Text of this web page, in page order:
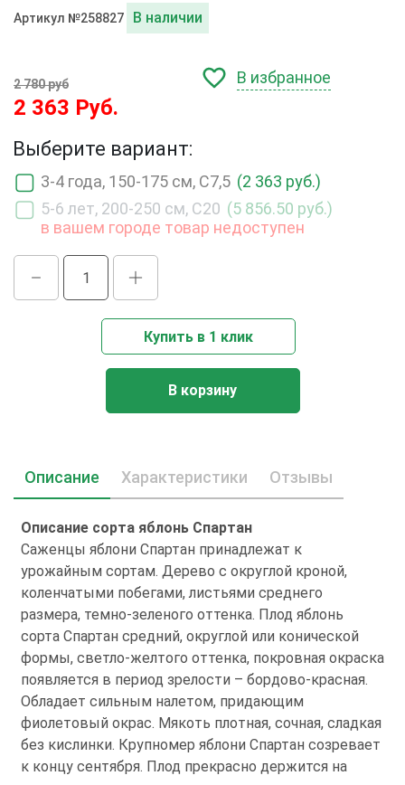
Артикул №258827 В наличии
2 780 руб
2 363 Руб.
В избранное
Выберите вариант:
3-4 года, 150-175 см, С7,5 (2 363 руб.)
5-6 лет, 200-250 см, С20 (5 856.50 руб.)
в вашем городе товар недоступен
Купить в 1 клик
В корзину
Описание Характеристики Отзывы
Описание сорта яблонь Спартан
Саженцы яблони Спартан принадлежат к
урожайным сортам. Дерево с округлой кроной,
коленчатыми побегами, листьями среднего
размера, темно-зеленого оттенка. Плод яблонь
сорта Спартан средний, округлой или конической
формы, светло-желтого оттенка, покровная окраска
появляется в период зрелости – бордово-красная.
Обладает сильным налетом, придающим
фиолетовый окрас. Мякоть плотная, сочная, сладкая
без кислинки. Крупномер яблони Спартан созревает
к концу сентября. Плод прекрасно держится на